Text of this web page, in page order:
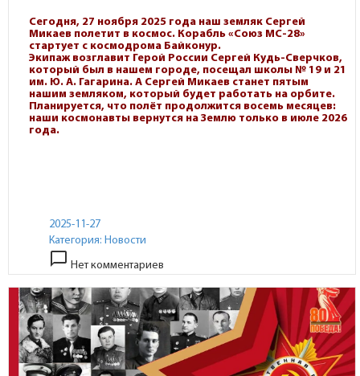
Сегодня, 27 ноября 2025 года наш земляк Сергей
Микаев полетит в космос. Корабль «Союз МС-28»
стартует с космодрома Байконур.
Экипаж возглавит Герой России Сергей Кудь-Сверчков,
который был в нашем городе, посещал школы № 19 и 21
им. Ю. А. Гагарина. А Сергей Микаев станет пятым
нашим земляком, который будет работать на орбите.
Планируется, что полёт продолжится восемь месяцев:
наши космонавты вернутся на Землю только в июле 2026
года.
2025-11-27
Категория: Новости
chat_bubble_outline Нет комментариев